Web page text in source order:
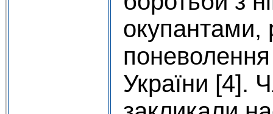
окупантами,
поневолення
України [4].